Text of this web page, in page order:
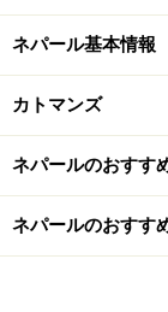
ｍ「サランコッ
からたくさんの
す。この丘から
山脈の大パノラ
ってそびえる「
シンボル的な未
てお出かけくだ
ネパール基本情報
カトマンズ
ネパールのおすす
ネパールのおすす